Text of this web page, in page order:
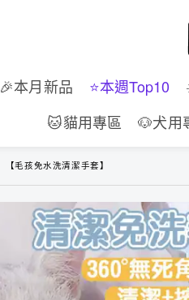
🎉本月新品 ⭐️本週Top10
🐱貓用專區
🐶犬用
【毛孩免水洗清潔手套】